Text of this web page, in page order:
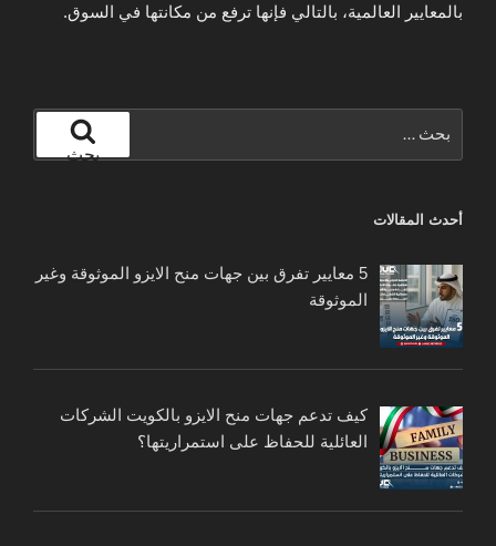
بالمعايير العالمية، بالتالي فإنها ترفع من مكانتها في السوق.
عن:
بحث
أحدث المقالات
5 معايير تفرق بين جهات منح الايزو الموثوقة وغير
الموثوقة
كيف تدعم جهات منح الايزو بالكويت الشركات
العائلية للحفاظ على استمراريتها؟